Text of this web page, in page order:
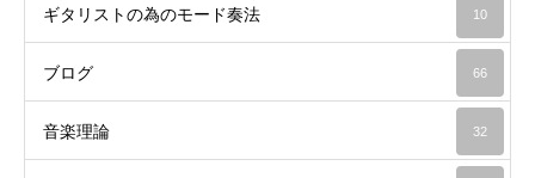
ギタリストの為のモード奏法 10
ブログ 66
音楽理論 32